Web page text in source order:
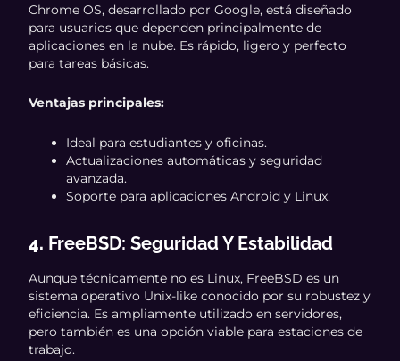
Chrome OS, desarrollado por Google, está diseñado
para usuarios que dependen principalmente de
aplicaciones en la nube. Es rápido, ligero y perfecto
para tareas básicas.
Ventajas principales:
Ideal para estudiantes y oficinas.
Actualizaciones automáticas y seguridad
avanzada.
Soporte para aplicaciones Android y Linux.
4. FreeBSD: Seguridad Y Estabilidad
Aunque técnicamente no es Linux, FreeBSD es un
sistema operativo Unix-like conocido por su robustez y
eficiencia. Es ampliamente utilizado en servidores,
pero también es una opción viable para estaciones de
trabajo.